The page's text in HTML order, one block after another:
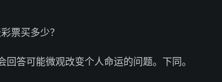
票买多少？
回答可能微观改变个人命运的问题。下同。